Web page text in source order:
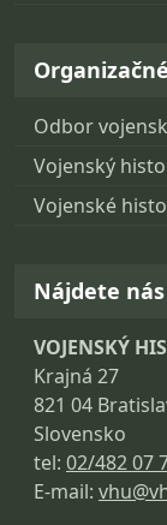
Odbor
Vojenský
Vojenské
Nájdete nás
VOJENSKÝ
Krajná 27
821 04
Slovensko
tel: 02/482 07
E-mail: